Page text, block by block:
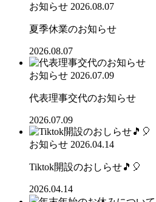
お知らせ 2026.08.07
夏季休業のお知らせ
2026.08.07
お知らせ 2026.07.09
代表理事交代のお知らせ
2026.07.09
お知らせ 2026.04.14
Tiktok開設のおしらせ🎵🎈
2026.04.14